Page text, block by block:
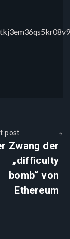
post
Zwang der
„difficulty
bomb“ von
Ethereum